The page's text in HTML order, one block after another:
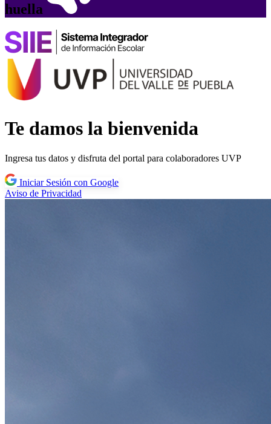
huella
Te damos la bienvenida
Ingresa tus datos y disfruta del portal para colaboradores UVP
Iniciar Sesión con Google
Aviso de Privacidad